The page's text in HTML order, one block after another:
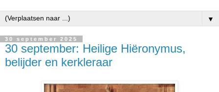
▼
30 september 2025
30 september: Heilige Hiëronymus,
belijder en kerkleraar